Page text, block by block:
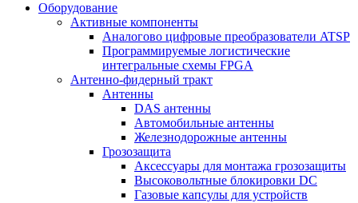
Оборудование
Активные компоненты
Аналогово цифровые преобразователи ATSP
Программируемые логистические
интегральные схемы FPGA
Антенно-фидерный тракт
Антенны
DAS антенны
Автомобильные антенны
Железнодорожные антенны
Грозозащита
Аксессуары для монтажа грозозащиты
Высоковольтные блокировки DC
Газовые капсулы для устройств